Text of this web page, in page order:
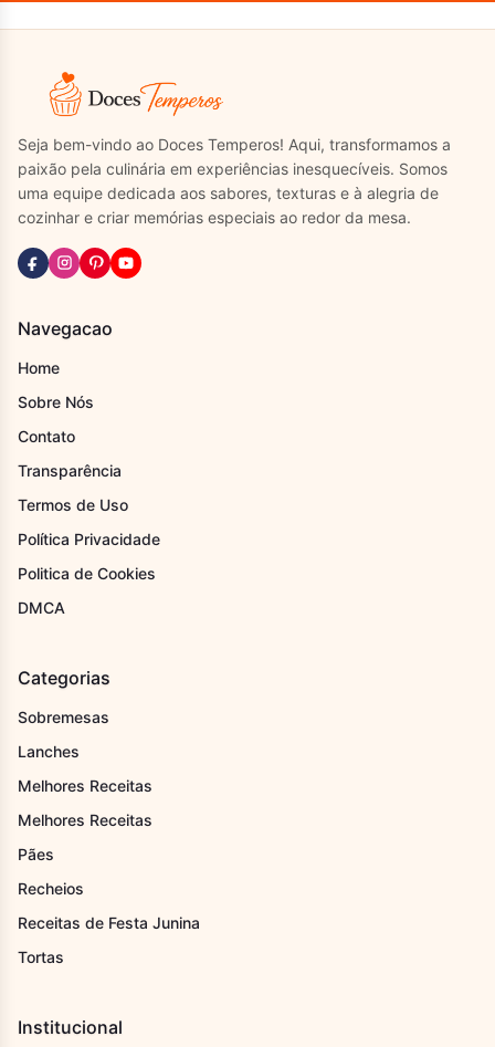
Seja bem-vindo ao Doces Temperos! Aqui, transformamos a
paixão pela culinária em experiências inesquecíveis. Somos
uma equipe dedicada aos sabores, texturas e à alegria de
cozinhar e criar memórias especiais ao redor da mesa.
Navegacao
Home
Sobre Nós
Contato
Transparência
Termos de Uso
Política Privacidade
Politica de Cookies
DMCA
Categorias
Sobremesas
Lanches
Melhores Receitas
Melhores Receitas
Pães
Recheios
Receitas de Festa Junina
Tortas
Institucional